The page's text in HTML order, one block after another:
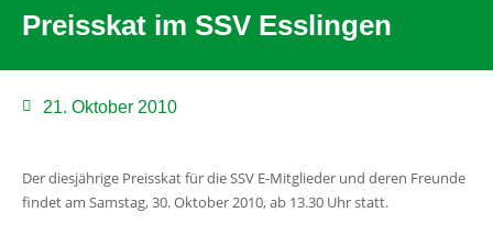
Preisskat im SSV Esslingen
21. Oktober 2010
Der diesjährige Preisskat für die SSV E-Mitglieder und deren Freunde
findet am Samstag, 30. Oktober 2010, ab 13.30 Uhr statt.